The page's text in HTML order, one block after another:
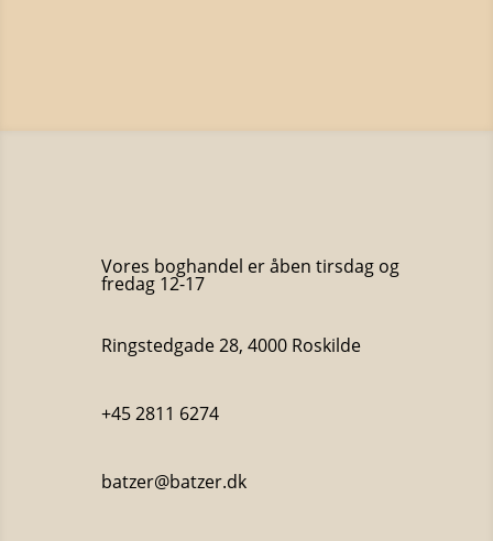
Vores boghandel er åben tirsdag og
fredag 12-17
Ringstedgade 28, 4000 Roskilde
+45 2811 6274
batzer@batzer.dk